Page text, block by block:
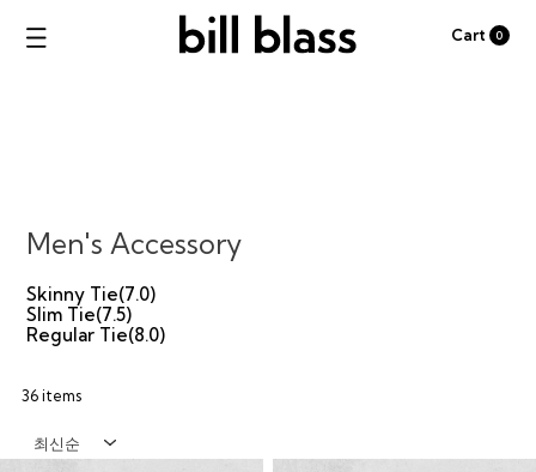
Cart 0
Men's Accessory
Skinny Tie(7.0)
Slim Tie(7.5)
Regular Tie(8.0)
36 items